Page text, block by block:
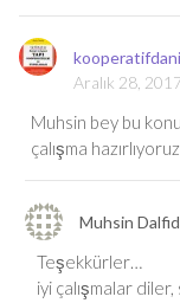
Aralık 28,
Muhsin bey bu
çalışma
Muhsin
Teşekkürler…
iyi çalışmalar diler,